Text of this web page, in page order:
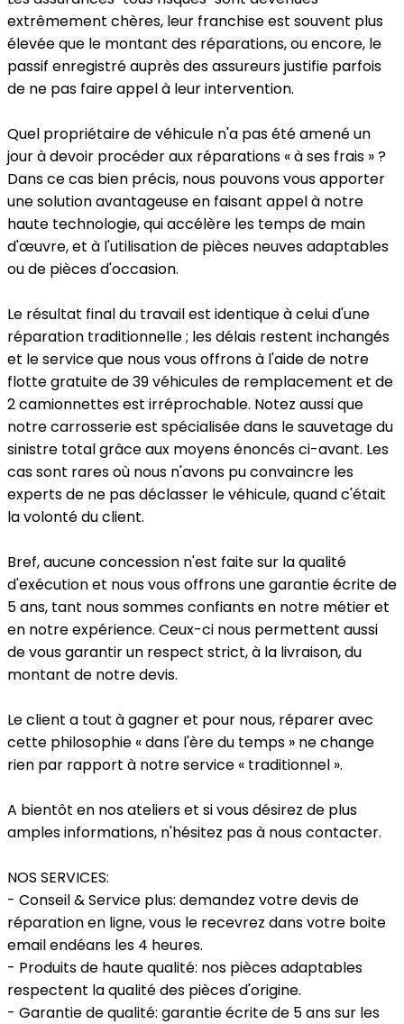
extrêmement chères, leur franchise est souvent plus
élevée que le montant des réparations, ou encore, le
passif enregistré auprès des assureurs justifie parfois
de ne pas faire appel à leur intervention.
Quel propriétaire de véhicule n'a pas été amené un
jour à devoir procéder aux réparations « à ses frais » ?
Dans ce cas bien précis, nous pouvons vous apporter
une solution avantageuse en faisant appel à notre
haute technologie, qui accélère les temps de main
d'œuvre, et à l'utilisation de pièces neuves adaptables
ou de pièces d'occasion.
Le résultat final du travail est identique à celui d'une
réparation traditionnelle ; les délais restent inchangés
et le service que nous vous offrons à l'aide de notre
flotte gratuite de 39 véhicules de remplacement et de
2 camionnettes est irréprochable. Notez aussi que
notre carrosserie est spécialisée dans le sauvetage du
sinistre total grâce aux moyens énoncés ci-avant. Les
cas sont rares où nous n'avons pu convaincre les
experts de ne pas déclasser le véhicule, quand c'était
la volonté du client.
Bref, aucune concession n'est faite sur la qualité
d'exécution et nous vous offrons une garantie écrite de
5 ans, tant nous sommes confiants en notre métier et
en notre expérience. Ceux-ci nous permettent aussi
de vous garantir un respect strict, à la livraison, du
montant de notre devis.
Le client a tout à gagner et pour nous, réparer avec
cette philosophie « dans l'ère du temps » ne change
rien par rapport à notre service « traditionnel ».
A bientôt en nos ateliers et si vous désirez de plus
amples informations, n'hésitez pas à nous contacter.
NOS SERVICES:
- Conseil & Service plus: demandez votre devis de
réparation en ligne, vous le recevrez dans votre boite
email endéans les 4 heures.
- Produits de haute qualité: nos pièces adaptables
respectent la qualité des pièces d'origine.
- Garantie de qualité: garantie écrite de 5 ans sur les